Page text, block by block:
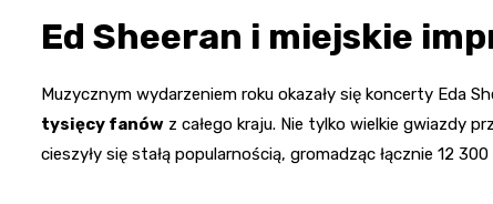
Ed Sheeran i miejskie
Muzycznym wydarzeniem roku okazały się koncerty Eda
tysięcy fanów z całego kraju. Nie tylko wielkie gwiazdy
cieszyły się stałą popularnością, gromadząc łącznie 12